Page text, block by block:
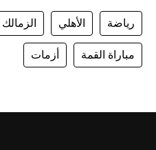
رياضة الأهلي الزمالك
مباراة القمة أزمات